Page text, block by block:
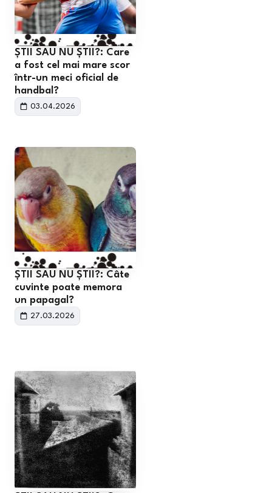
ȘTII SAU NU ȘTII?: Care
a fost cel mai mare scor
într-un meci oficial de
handbal?
03.04.2026
ȘTII SAU NU ȘTII?: Câte
cuvinte poate memora
un papagal?
27.03.2026